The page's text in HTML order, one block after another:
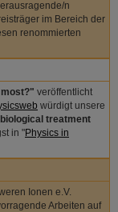
n
im Bereich der
renommierten
veröffentlicht
würdigt unsere
treatment
in "Physics in
Ionen e.V.
Arbeiten auf